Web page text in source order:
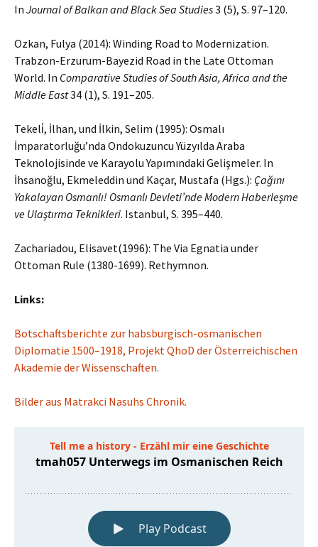
In Journal of Balkan and Black Sea Studies3 (5), S. 97–120.
Ozkan, Fulya (2014): Winding Road to Modernization.
Trabzon-Erzurum-Bayezid Road in the Late Ottoman
World. In Comparative Studies of South Asia, Africa and the
Middle East34 (1), S. 191–205.
Tekeli̇, İlhan, und İlkin, Selim (1995): Osmalı
İmparatorluğu’nda Ondokuzuncu Yüzyılda Araba
Teknolojisinde ve Karayolu Yapımındaki Gelişmeler. In
İhsanoğlu, Ekmeleddin und Kaçar, Mustafa (Hgs.): Çağını
Yakalayan Osmanlı! Osmanlı Devleti’nde Modern Haberleşme
ve Ulaştırma Teknikleri. Istanbul, S. 395–440.
Zachariadou, Elisavet(1996): The Via Egnatia under
Ottoman Rule (1380-1699). Rethymnon.
Links:
Botschaftsberichte zur habsburgisch-osmanischen
Diplomatie 1500–1918, Projekt QhoD der Österreichischen
Akademie der Wissenschaften.
Bilder aus Matrakci Nasuhs Chronik.